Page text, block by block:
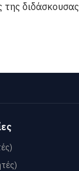
της διδάσκουσας